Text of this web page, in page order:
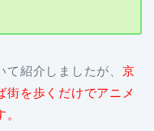
紹介しましたが、 京
街を歩くだけでアニメ